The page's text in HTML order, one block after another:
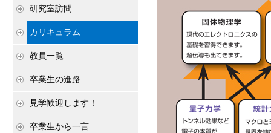
研究室訪問
カリキュラム
教員一覧
卒業生の進路
見学歓迎します！
卒業生から一言